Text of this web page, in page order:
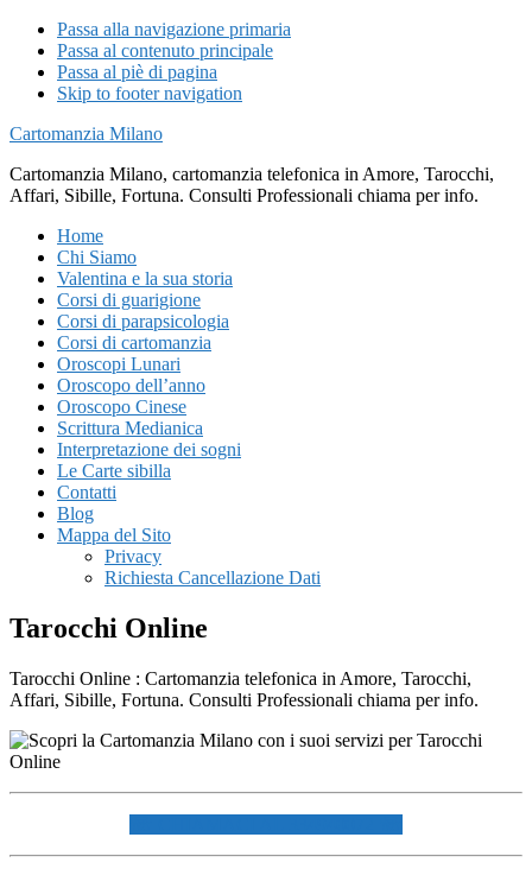
Passa alla navigazione primaria
Passa al contenuto principale
Passa al piè di pagina
Skip to footer navigation
Cartomanzia Milano
Cartomanzia Milano, cartomanzia telefonica in Amore, Tarocchi,
Affari, Sibille, Fortuna. Consulti Professionali chiama per info.
Home
Chi Siamo
Valentina e la sua storia
Corsi di guarigione
Corsi di parapsicologia
Corsi di cartomanzia
Oroscopi Lunari
Oroscopo dell’anno
Oroscopo Cinese
Scrittura Medianica
Interpretazione dei sogni
Le Carte sibilla
Contatti
Blog
Mappa del Sito
Privacy
Richiesta Cancellazione Dati
Tarocchi Online
Tarocchi Online : Cartomanzia telefonica in Amore, Tarocchi,
Affari, Sibille, Fortuna. Consulti Professionali chiama per info.